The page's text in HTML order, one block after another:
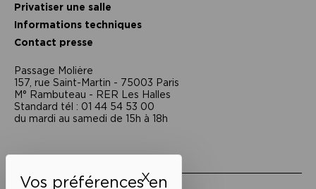
XMasquer le bandeau des
Privatiser une salle
Informations techniques
Contact presse
Passage Moliėre
157, rue Saint-Martin - 75003 Paris
M° Rambuteau - RER Les Halles
Standard tél : 01 44 54 53 00
du mardi au samedi de 15h à 18h
Mentions légales